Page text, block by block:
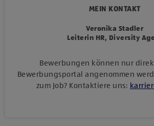
MEIN KONTAKT
Veronika Stadler
Leiterin HR, Diversity
Bewerbungen können nur
Bewerbungsportal angenommen
zum Job? Kontaktiere uns: